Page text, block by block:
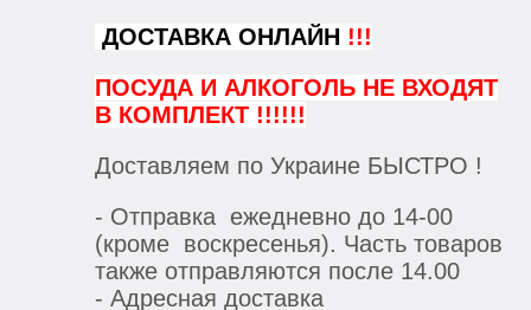
ДОСТАВКА ОНЛАЙН !!!
ПОСУДА И АЛКОГОЛЬ НЕ ВХОДЯТ
В КОМПЛЕКТ !!!!!!
Доставляем по Украине БЫСТРО !
- Отправка ежедневно до 14-00
(кроме воскресенья). Часть товаров
также отправляются после 14.00
- Адресная доставка